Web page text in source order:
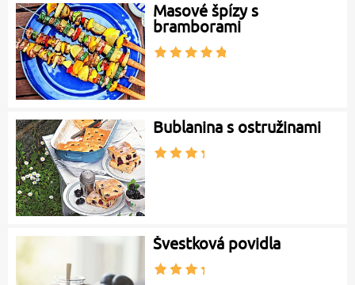
Masové špízy s
bramborami
Bublanina s ostružinami
Švestková povidla